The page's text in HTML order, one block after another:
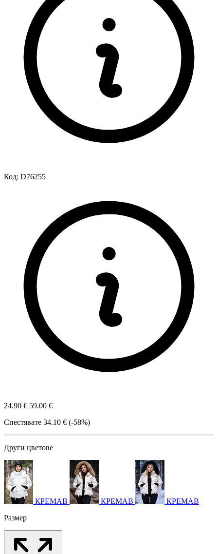
Код: D76255
24.90 € 59.00 €
Спестявате 34.10 € (-58%)
Други цветове
КРЕМАВ КРЕМАВ
КРЕМАВ
Размер